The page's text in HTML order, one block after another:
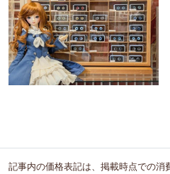
記事内の価格表記は、掲載時点での消